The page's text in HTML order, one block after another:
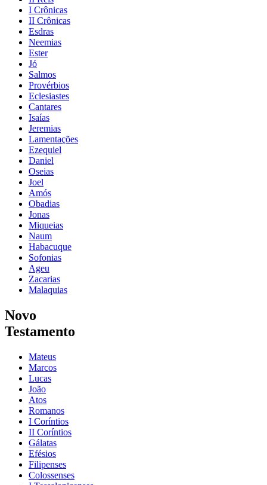
I Crônicas
II Crônicas
Esdras
Neemias
Ester
Jó
Salmos
Provérbios
Eclesiastes
Cantares
Isaías
Jeremias
Lamentações
Ezequiel
Daniel
Oseias
Joel
Amós
Obadias
Jonas
Miqueias
Naum
Habacuque
Sofonias
Ageu
Zacarias
Malaquias
Novo
Testamento
Mateus
Marcos
Lucas
João
Atos
Romanos
I Coríntios
II Coríntios
Gálatas
Efésios
Filipenses
Colossenses